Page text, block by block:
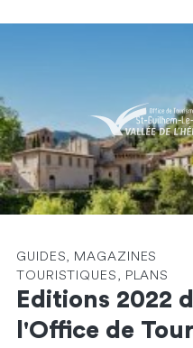
GUIDES, MAGAZINES
TOURISTIQUES, PLANS
Editions 2022
l'Office de